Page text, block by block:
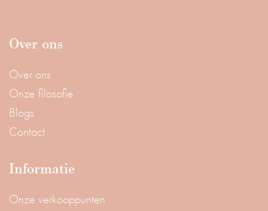
Over ons
Over ons
Onze filosofie
Blogs
Contact
Informatie
Onze verkooppunten